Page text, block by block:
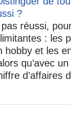
réussi,
: les
hobby et les
qu’avec
d’affaires